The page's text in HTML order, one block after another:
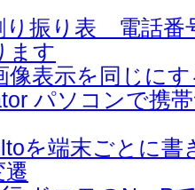
り振り表 電話番
ます
像表示を同じに
パソコンで携
を端末ごとに書